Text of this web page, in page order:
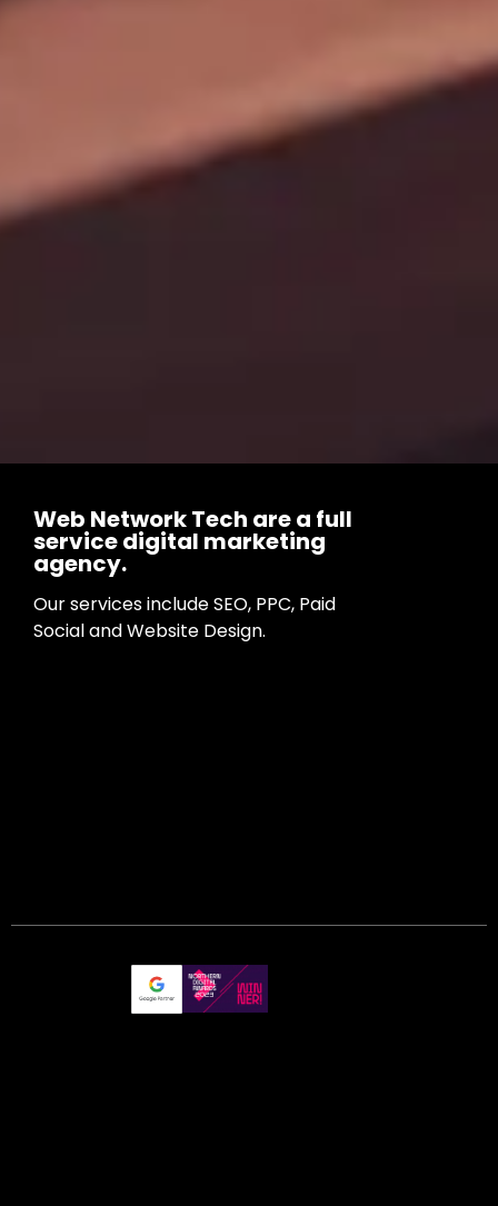
Web Network Tech are a full
service digital marketing
agency.
Our services include SEO, PPC, Paid
Social and Website Design.